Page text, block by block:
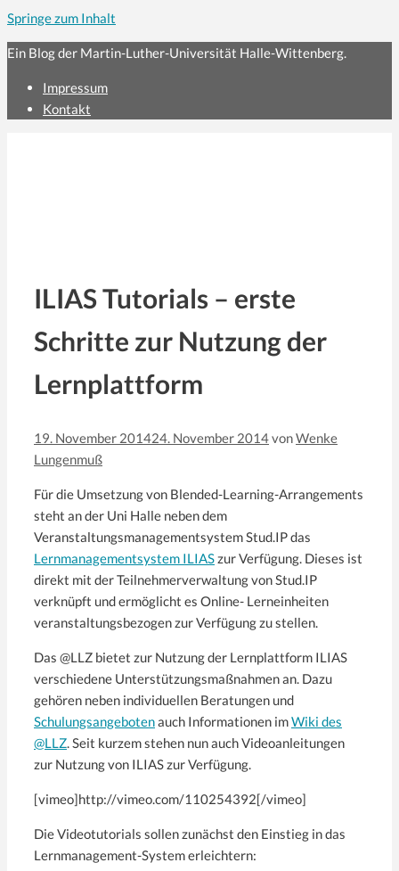
Springe zum Inhalt
Ein Blog der Martin-Luther-Universität Halle-Wittenberg.
Impressum
Kontakt
ILIAS Tutorials – erste
Schritte zur Nutzung der
Lernplattform
19. November 201424. November 2014vonWenke
Lungenmuß
Für die Umsetzung von Blended-Learning-Arrangements
steht an der Uni Halle neben dem
Veranstaltungsmanagementsystem Stud.IP das
Lernmanagementsystem ILIASzur Verfügung. Dieses ist
direkt mit der Teilnehmerverwaltung von Stud.IP
verknüpft und ermöglicht es Online- Lerneinheiten
veranstaltungsbezogen zur Verfügung zu stellen.
Das @LLZ bietet zur Nutzung der Lernplattform ILIAS
verschiedene Unterstützungsmaßnahmen an. Dazu
gehören neben individuellen Beratungen und
Schulungsangebotenauch Informationen imWiki des
@LLZ. Seit kurzem stehen nun auch Videoanleitungen
zur Nutzung von ILIAS zur Verfügung.
[vimeo]http://vimeo.com/110254392[/vimeo]
Die Videotutorials sollen zunächst den Einstieg in das
Lernmanagement-System erleichtern: